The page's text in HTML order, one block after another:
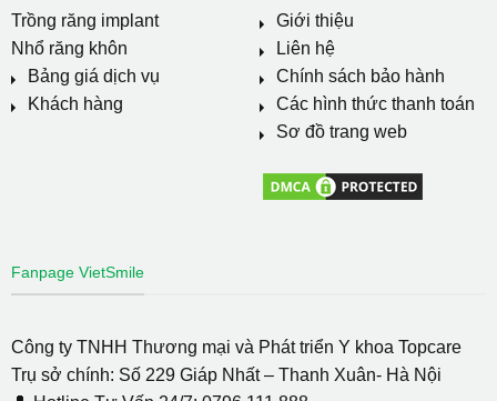
Trồng răng implant
Nhổ răng khôn
Bảng giá dịch vụ
Khách hàng
Giới thiệu
Liên hệ
Chính sách bảo hành
Các hình thức thanh toán
Sơ đồ trang web
Fanpage VietSmile
Công ty TNHH Thương mại và Phát triển Y khoa Topcare
Trụ sở chính: Số 229 Giáp Nhất – Thanh Xuân- Hà Nội